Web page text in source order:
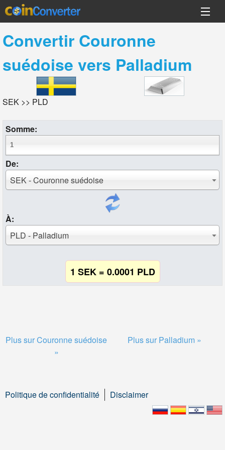
Convertir Couronne
suédoise vers Palladium
SEK >> PLD
Somme:
De:
SEK - Couronne suédoise
À:
PLD - Palladium
1 SEK = 0.0001 PLD
Plus sur Couronne suédoise
»
Plus sur Palladium »
Politique de confidentialité Disclaimer